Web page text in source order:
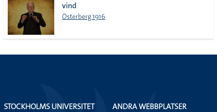
vind
Österberg 1916
STOCKHOLMS UNIVERSITET
ANDRA WEBBPLATSER